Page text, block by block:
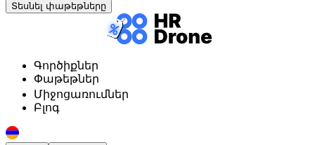
Տեսնել փաթեթները
Գործիքներ
Փաթեթներ
Միջոցառումներ
Բլոգ